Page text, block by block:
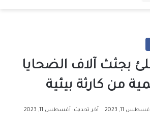
بجثث آلاف الضحايا
من كارثة بيئية
11, 2023 آخر تحديث: أغسطس 11, 2023